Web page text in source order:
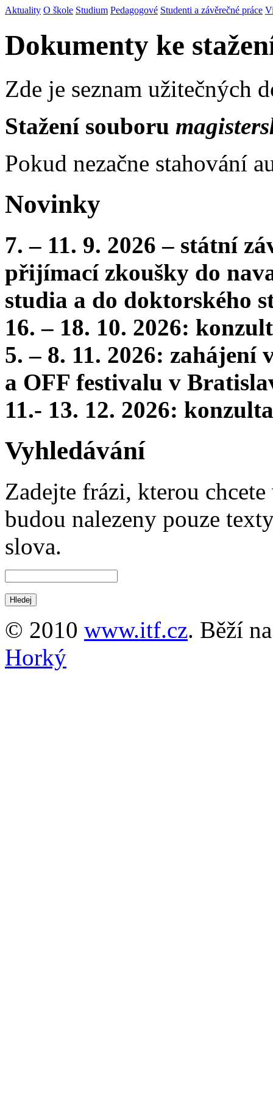
Aktuality O škole Studium Pedagogové Studenti a závěrečné práce
Dokumenty ke
Zde je seznam užitečných
Stažení souboru
Pokud nezačne stahování
Novinky
7. – 11. 9. 2026 – státní
přijímací zkoušky do
studia a do doktorského
16. – 18. 10. 2026:
5. – 8. 11. 2026:
a OFF festivalu v
11.- 13. 12. 2026:
Vyhledávání
Zadejte frázi, kterou
budou nalezeny pouze
slova.
© 2010 www.itf.cz. Běží
Horký